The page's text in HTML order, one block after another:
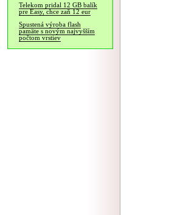
Telekom pridal 12 GB balík
pre Easy, chce zaň 12 eur
Spustená výroba flash
pamäte s novým najvyšším
počtom vrstiev